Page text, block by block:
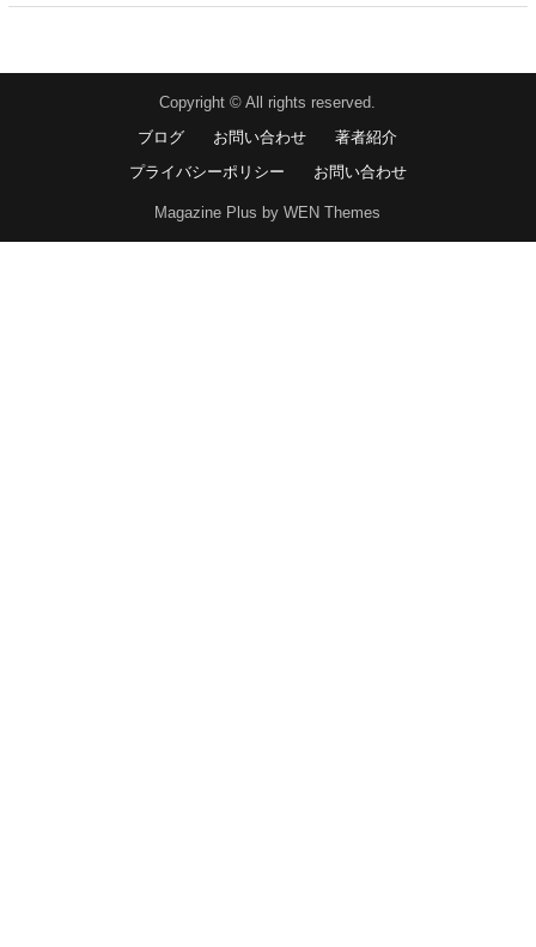
Copyright © All rights reserved.
ブログ
お問い合わせ
著者紹介
プライバシーポリシー
お問い合わせ
Magazine Plus by WEN Themes